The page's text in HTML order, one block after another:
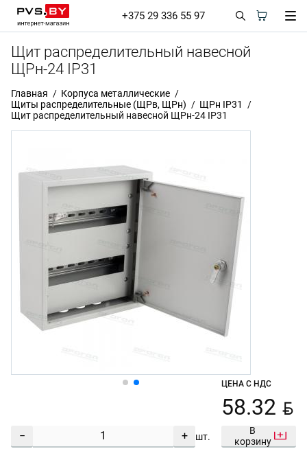
+375 29 336 55 97
Щит распределительный навесной
ЩРн-24 IP31
Главная
Корпуса металлические
Щиты распределительные (ЩРв, ЩРн)
ЩРн IP31
Щит распределительный навесной ЩРн-24 IP31
− + шт.
ЦЕНА С НДС
58.32 BYN
В
корзину